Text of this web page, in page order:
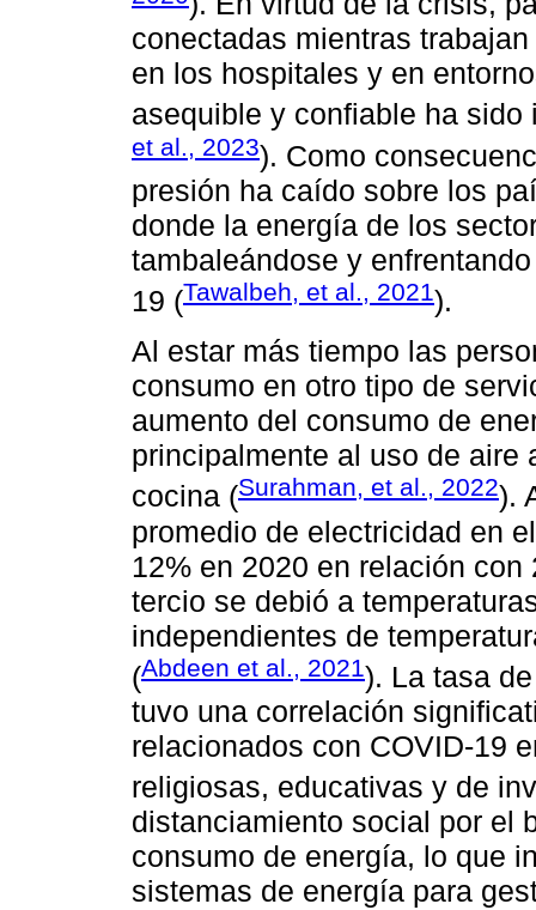
conectadas mientras
en los hospitales y en
asequible y confiable ha sido
et al., 2023). Como
presión ha caído sobre los
donde la energía de los
tambaleándose y
19 (Tawalbeh, et al., 2021).
Al estar más tiempo las
consumo en otro tipo de
aumento del consumo de
principalmente al uso de aire
cocina (Surahman, et al., 2022).
promedio de electricidad en
12% en 2020 en relación
tercio se debió a
independientes de
(Abdeen et al., 2021). La tasa
tuvo una correlación
relacionados con COVID-19
religiosas, educativas y de
distanciamiento social por el
consumo de energía, lo que
sistemas de energía para